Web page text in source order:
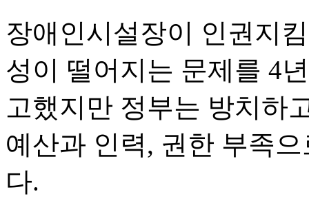
장애인시설장이 인권지
성이 떨어지는 문제를 4
고했지만 정부는 방치하
예산과 인력, 권한 부족
다.